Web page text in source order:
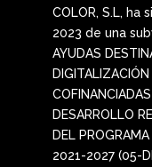
COLOR, S.L, ha
2023 de una
AYUDAS
DESARROLLO
DEL
2021-2027 (05-